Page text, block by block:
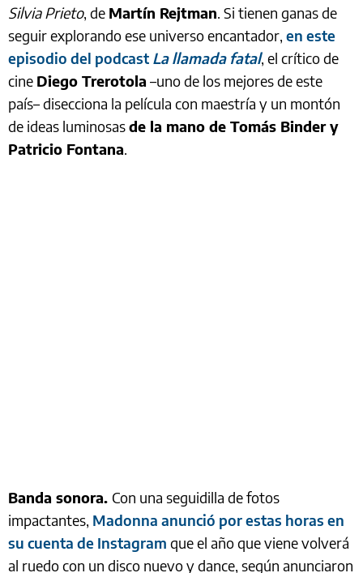
Silvia Prieto, de Martín Rejtman . Si tienen ganas de
seguir explorando ese universo encantador, en este
episodio del podcast La llamada fatal, el crítico de
cine Diego Trerotola –uno de los mejores de este
país– disecciona la película con maestría y un montón
de ideas luminosasde la mano de Tomás Binder y
Patricio Fontana
Banda sonora. Con una seguidilla de fotos
impactantes, Madonna anunció por estas horas en
su cuenta de Instagram que el año que viene volverá
al ruedo con un disco nuevo y dance, según anunciaron